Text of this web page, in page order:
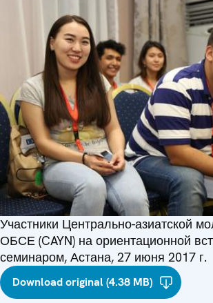
Участники Центрально-азиатской
ОБСЕ (CAYN) на ориентационной
семинаром, Астана, 27 июня 2017 г.
Download original (4.38 MB)